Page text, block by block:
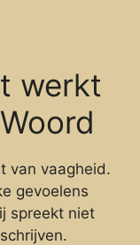
werkt
van vaagheid.
gevoelens
spreekt niet